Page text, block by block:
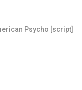
Psycho [script]